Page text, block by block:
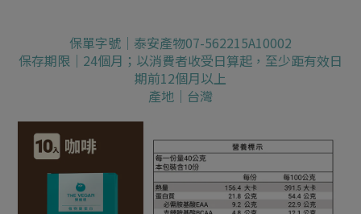
保單字號｜泰安產物07-562215A10002
保存期限｜24個月；以消費者收受日算起，至少距有效日
期前12個月以上
產地｜台灣